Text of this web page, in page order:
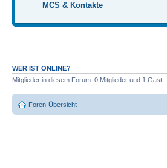
MCS & Kontakte
WER IST ONLINE?
Mitglieder in diesem Forum: 0 Mitglieder und 1 Gast
Foren-Übersicht